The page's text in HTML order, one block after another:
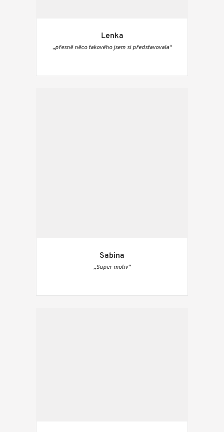
Lenka
„přesně něco takového jsem si představovala“
Sabina
„Super motiv“